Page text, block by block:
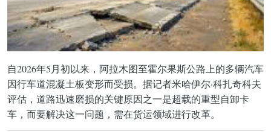
自2026年5月初以来，阿拉木图至霍尔果斯公路上的多辆汽车
因行车道混凝土板变形而受损。据记者米哈伊尔·科扎奇科夫
评估，道路迅速磨损的关键原因之一是超载的重型自卸卡
车，而要解决这一问题，需在货运领域进行改革。